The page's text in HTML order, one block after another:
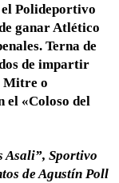
Polideportivo
ganar Atlético
Terna de
de impartir
Mitre o
el «Coloso del
Asali”, Sportivo
de Agustín Poll